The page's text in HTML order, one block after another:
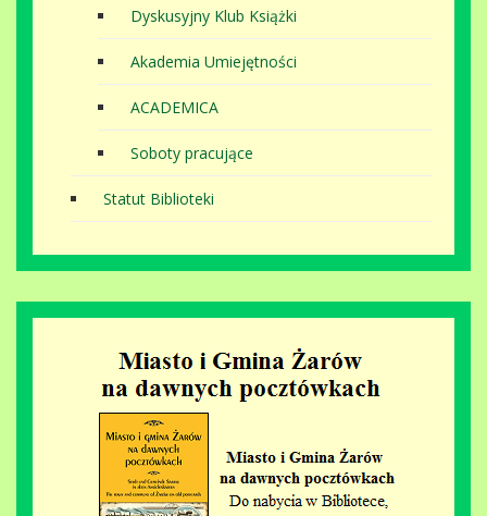
Dyskusyjny Klub Książki
Akademia Umiejętności
ACADEMICA
Soboty pracujące
Statut Biblioteki